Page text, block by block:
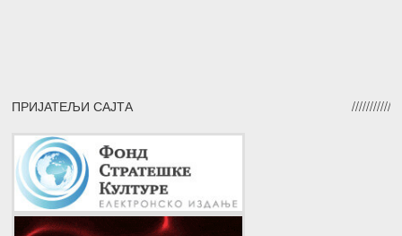
ПРИЈАТЕЉИ САЈТА